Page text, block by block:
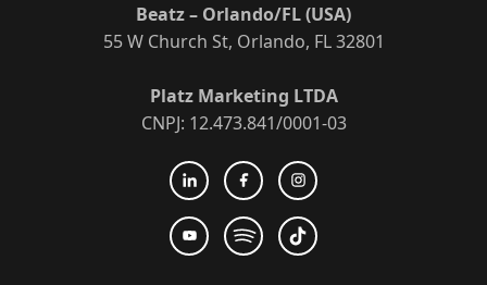
Beatz – Orlando/FL (USA)
55 W Church St, Orlando, FL 32801
Platz Marketing LTDA
CNPJ: 12.473.841/0001-03